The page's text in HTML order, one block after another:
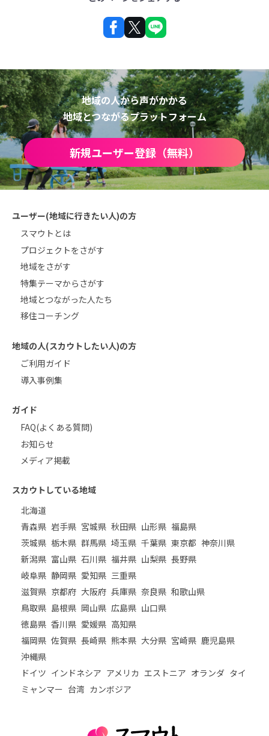
地域の人から声がかかる
地域とつながるプラットフォーム
新規ユーザー登録（無料）
ユーザー(地域に行きたい人)の方
スマウトとは
プロジェクトをさがす
地域をさがす
特集テーマからさがす
地域とつながった人たち
移住コーチング
地域の人(スカウトしたい人)の方
ご利用ガイド
導入事例集
ガイド
FAQ(よくある質問)
お知らせ
メディア掲載
スカウトしている地域
北海道
青森県 岩手県 宮城県 秋田県 山形県 福島県
茨城県 栃木県 群馬県 埼玉県 千葉県 東京都 神奈川県
新潟県 富山県 石川県 福井県 山梨県 長野県
岐阜県 静岡県 愛知県 三重県
滋賀県 京都府 大阪府 兵庫県 奈良県 和歌山県
鳥取県 島根県 岡山県 広島県 山口県
徳島県 香川県 愛媛県 高知県
福岡県 佐賀県 長崎県 熊本県 大分県 宮崎県 鹿児島県
沖縄県
ドイツ インドネシア アメリカ エストニア オランダ タイ
ミャンマー 台湾 カンボジア